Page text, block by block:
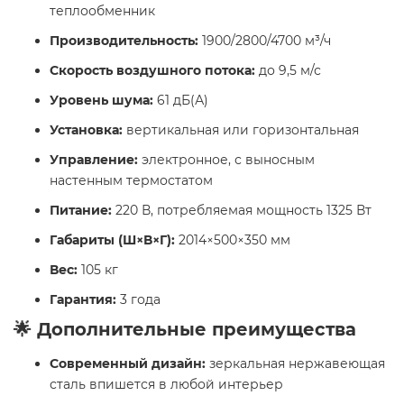
теплообменник
Производительность: 1900/2800/4700 м³/ч
Скорость воздушного потока: до 9,5 м/с
Уровень шума: 61 дБ(А)
Установка: вертикальная или горизонтальная
Управление: электронное, с выносным
настенным термостатом
Питание: 220 В, потребляемая мощность 1325 Вт
Габариты (Ш×В×Г): 2014×500×350 мм
Вес: 105 кг
Гарантия: 3 года
🌟 Дополнительные преимущества
Современный дизайн: зеркальная нержавеющая
сталь впишется в любой интерьер